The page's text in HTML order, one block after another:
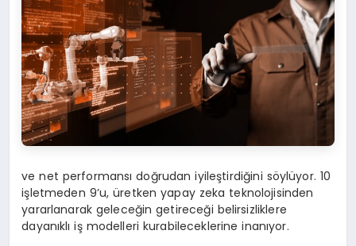
ve net performansı doğrudan iyileştirdiğini söylüyor. 10
işletmeden 9’u, üretken yapay zeka teknolojisinden
yararlanarak geleceğin getireceği belirsizliklere
dayanıklı iş modelleri kurabileceklerine inanıyor.